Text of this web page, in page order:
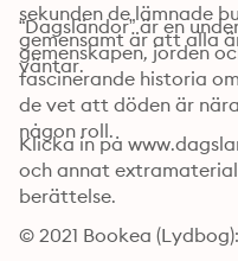
sekunden de lämnade
gemensamt är att alla
väntar.
“Dagsländor” är en
gemenskapen, jorden
fascinerande historia
de vet att döden är
någon roll.
Klicka in på
och annat
berättelse.
© 2021 Bookea